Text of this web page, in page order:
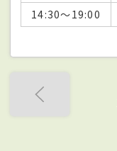
14:30～19:00